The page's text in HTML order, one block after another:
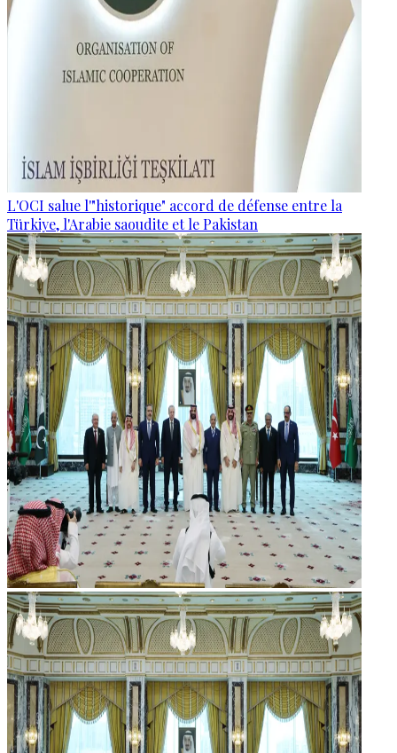
L'OCI salue l'"historique" accord de défense entre la
Türkiye, l'Arabie saoudite et le Pakistan